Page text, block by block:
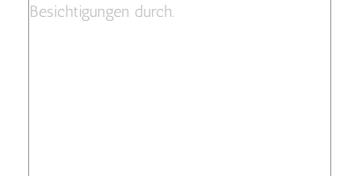
Besichtigungen durch.